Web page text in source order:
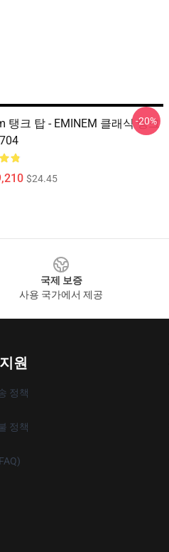
탱크 탑 - EMINEM 클래식 탱크
$24.45
-20%
국제 보증
사용 국가에서 제공
원
정책
정책